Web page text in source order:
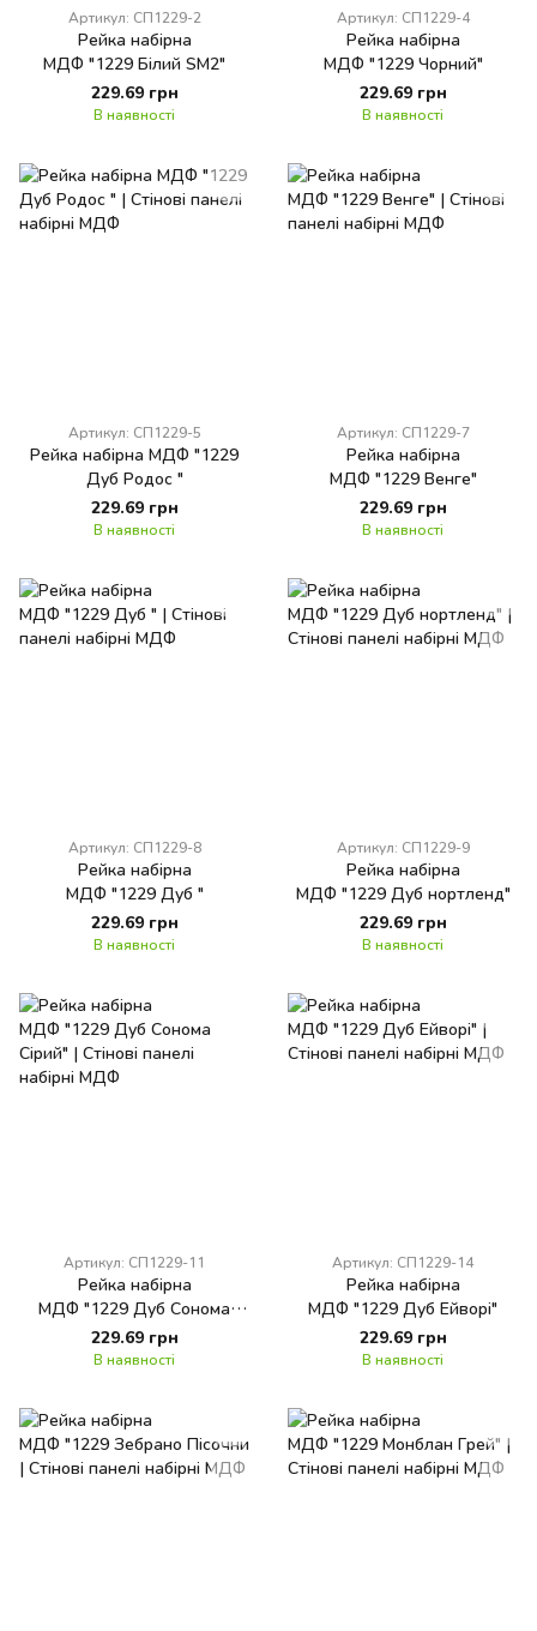
Артикул: СП1229-2
Рейка набірна
МДФ "1229 Білий SM2"
229.69 грн
В наявності
Артикул: СП1229-4
Рейка набірна
МДФ "1229 Чорний"
229.69 грн
В наявності
Артикул: СП1229-5
Рейка набірна МДФ "1229
Дуб Родос "
229.69 грн
В наявності
Артикул: СП1229-7
Рейка набірна
МДФ "1229 Венге"
229.69 грн
В наявності
Артикул: СП1229-8
Рейка набірна
МДФ "1229 Дуб "
229.69 грн
В наявності
Артикул: СП1229-9
Рейка набірна
МДФ "1229 Дуб нортленд"
229.69 грн
В наявності
Артикул: СП1229-11
Рейка набірна
МДФ "1229 Дуб Сонома
Сірий"
229.69 грн
В наявності
Артикул: СП1229-14
Рейка набірна
МДФ "1229 Дуб Ейворі"
229.69 грн
В наявності